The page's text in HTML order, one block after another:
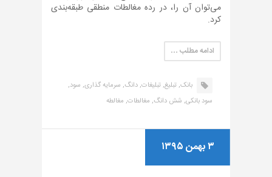
می‌توان آن را، در رده مغالطات منطقی طبقه‌بندی
کرد.
ادامه مطلب …
بانک,تبلیغ,تبلیغات,دانگ, سرمایه گذاری, سود,
سود بانکی, شش دانگ, مغالطات, مغالطه
۳ بهمن ۱۳۹۵